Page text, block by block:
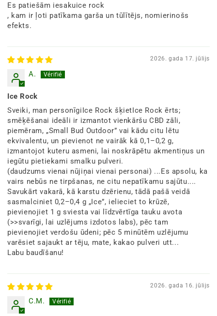
Es patiešām iesakuice rock
, kam ir ļoti patīkama garša un tūlītējs, nomierinošs
efekts.
2026. gada 17. jūlijs
A.
Ice Rock
Sveiki, man personīgiIce Rock šķietIce Rock ērts;
smēķēšanai ideāli ir izmantot vienkāršu CBD zāli,
piemēram, „Small Bud Outdoor” vai kādu citu lētu
ekvivalentu, un pievienot ne vairāk kā 0,1–0,2 g,
izmantojot kuteru asmeni, lai noskrāpētu akmentiņus un
iegūtu pietiekami smalku pulveri.
(daudzums vienai nūjiņai vienai personai) ...Es apsolu, ka
vairs nebūs ne tirpšanas, ne citu nepatīkamu sajūtu....
Savukārt vakarā, kā karstu dzērienu, tādā pašā veidā
sasmalciniet 0,2–0,4 g „Ice”, ielieciet to krūzē,
pievienojiet 1 g sviesta vai līdzvērtīga tauku avota
(>>svarīgi, lai uzlējums izdotos labs), pēc tam
pievienojiet verdošu ūdeni; pēc 5 minūtēm uzlējumu
varēsiet sajaukt ar tēju, mate, kakao pulveri utt...
Labu baudīšanu!
2026. gada 16. jūlijs
C.M.